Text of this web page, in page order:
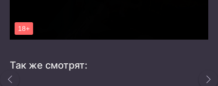
Так же смотрят: